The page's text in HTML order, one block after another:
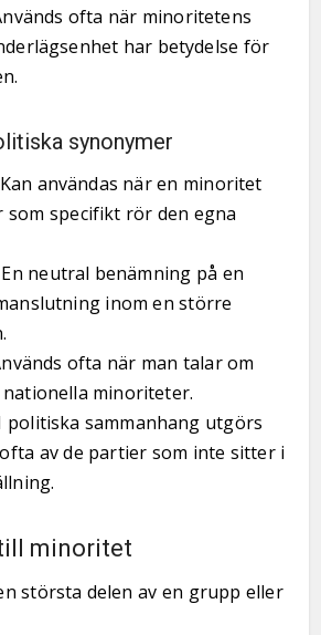
ofta när minoritetens
har betydelse för
synonymer
Kan användas när en minoritet
specifikt rör den egna
neutral benämning på en
inom en större
ofta när man talar om
minoriteter.
sammanhang utgörs
av de partier som inte sitter i
minoritet
största delen av en grupp eller